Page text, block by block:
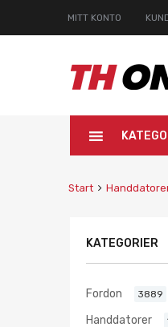
MITT KONTO
Start
KATEGORIER
Fordon 3889
Handdatorer